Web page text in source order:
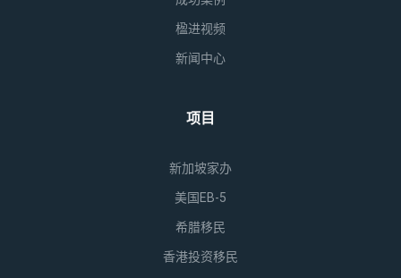
楹进视频
新闻中心
项目
新加坡家办
美国EB-5
希腊移民
香港投资移民